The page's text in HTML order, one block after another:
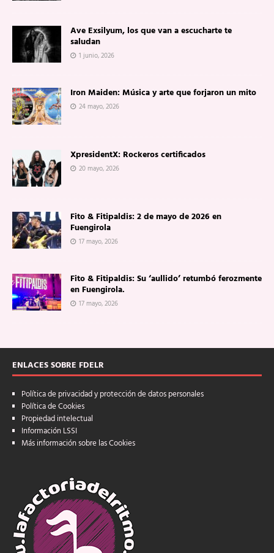
Ave Exsilyum, los que van a escucharte te
saludan
1 junio, 2026
Iron Maiden: Música y arte que forjaron un mito
24 mayo, 2026
XpresidentX: Rockeros certificados
20 mayo, 2026
Fito & Fitipaldis: 2 de mayo de 2026 en
Fuengirola
17 mayo, 2026
Fito & Fitipaldis: Su ‘aullido’ retumbó ferozmente
en Fuengirola.
17 mayo, 2026
ENLACES SOBRE FDELR
Política de privacidad y protección de datos personales
Política de Cookies
Propiedad intelectual
Información LSSI
Más información sobre las Cookies